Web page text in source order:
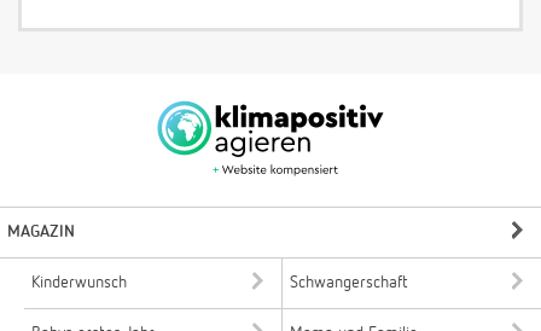
MAGAZIN
Kinderwunsch Schwangerschaft